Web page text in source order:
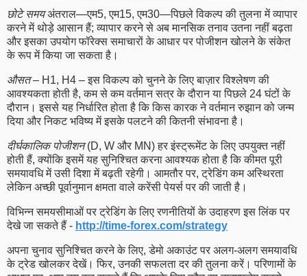
छोटे समयअंतराल—एम5, एम15, एम30—पिछले विकल्प की तुलना में व्यापार
करने में थोड़े आसान हैं; व्यापार करने से अब मानसिक तनाव उतना नहीं बढ़ता
और इसका उपयोग फॉरेक्स समाचारों के आधार पर पोजीशन खोलने के संकेत
के रूप में किया जा सकता है।
औसत– H1, H4 – इस विकल्प को चुनने के लिए बाज़ार विश्लेषण की
आवश्यकता होती है, कम से कम वर्तमान सत्र के दौरान या पिछले 24 घंटों के
दौरान। इससे यह निर्धारित होता है कि किस कारक ने वर्तमान रुझान को जन्म
दिया और निकट भविष्य में इसके पलटने की कितनी संभावना है।
दीर्घकालिक पोजीशन(D, W और MN) हर इंस्ट्रूमेंट के लिए उपयुक्त नहीं
होती हैं, क्योंकि इसमें यह सुनिश्चित करना आवश्यक होता है कि कीमत पूरी
समयावधि में उसी दिशा में बढ़ती रहेगी। आमतौर पर, ट्रेडिंग कम अस्थिरता
लेकिन अच्छी पूर्वानुमान क्षमता वाले करेंसी पेयर्स पर की जाती है।
विभिन्न समयसीमाओं पर ट्रेडिंग के लिए रणनीतियों के उदाहरण इस लिंक पर
देखे जा सकते हैं - http://time-forex.com/strategy
अपना चुनाव सुनिश्चित करने के लिए, डेमो अकाउंट पर अलग-अलग समयावधि
के ट्रेड खोलकर देखें। फिर, उनकी सफलता दर की तुलना करें। परिणामों के